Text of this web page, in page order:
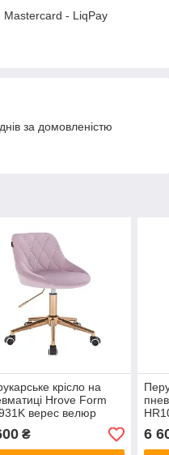
Mastercard - LiqPay
за домовленістю
крісло на
Hrove Form
верес велюр
основа
₴ 6